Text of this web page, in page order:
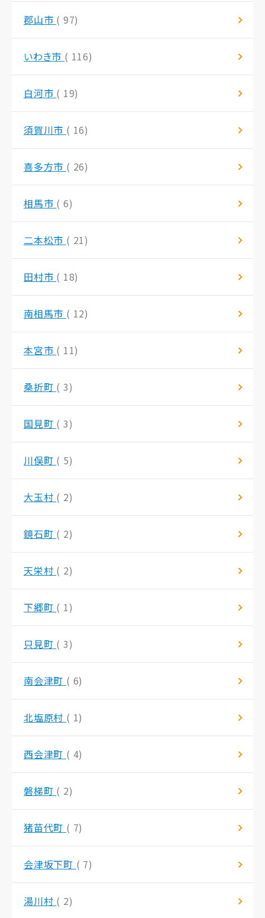
郡山市 ( 97)
いわき市 ( 116)
白河市 ( 19)
須賀川市 ( 16)
喜多方市 ( 26)
相馬市 ( 6)
二本松市 ( 21)
田村市 ( 18)
南相馬市 ( 12)
本宮市 ( 11)
桑折町 ( 3)
国見町 ( 3)
川俣町 ( 5)
大玉村 ( 2)
鏡石町 ( 2)
天栄村 ( 2)
下郷町 ( 1)
只見町 ( 3)
南会津町 ( 6)
北塩原村 ( 1)
西会津町 ( 4)
磐梯町 ( 2)
猪苗代町 ( 7)
会津坂下町 ( 7)
湯川村 ( 2)